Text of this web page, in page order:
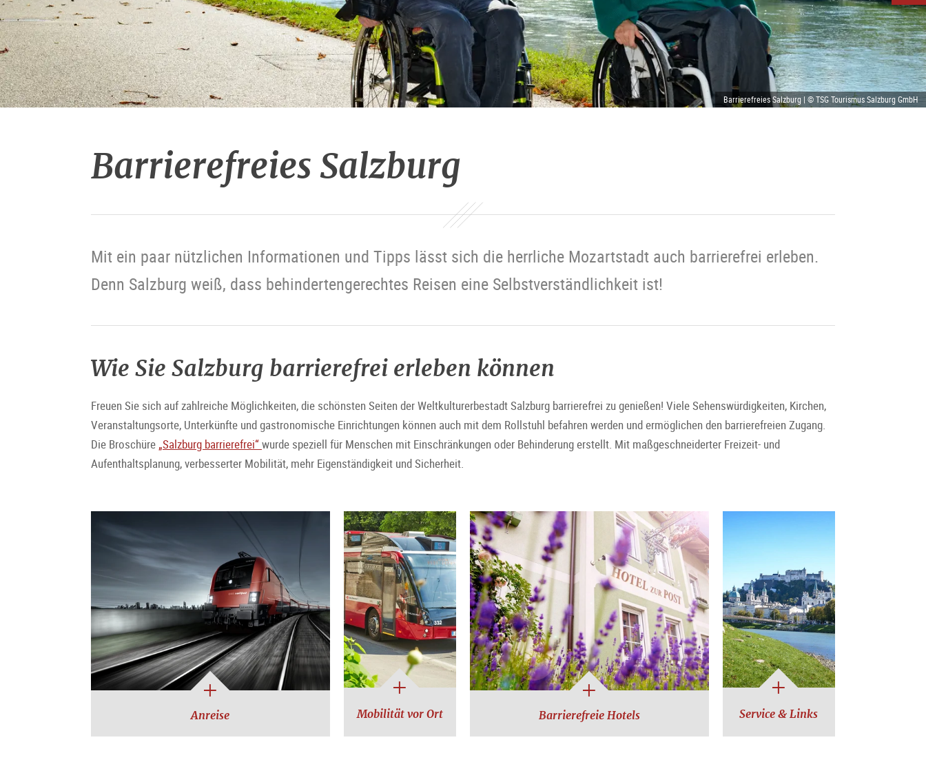
Barrierefreies Salzburg | © TSG Tourismus Salzburg GmbH
Barrierefreies Salzburg
Mit ein paar nützlichen Informationen und Tipps lässt sich die herrliche Mozartstadt auch barrierefrei erleben.
Denn Salzburg weiß, dass behindertengerechtes Reisen eine Selbstverständlichkeit ist!
Wie Sie Salzburg barrierefrei erleben können
Freuen Sie sich auf zahlreiche Möglichkeiten, die schönsten Seiten der Weltkulturerbestadt Salzburg barrierefrei zu genießen! Viele Sehenswürdigkeiten, Kirchen,
Veranstaltungsorte, Unterkünfte und gastronomische Einrichtungen können auch mit dem Rollstuhl befahren werden und ermöglichen den barrierefreien Zugang.
Die Broschüre „Salzburg barrierefrei“wurde speziell für Menschen mit Einschränkungen oder Behinderung erstellt. Mit maßgeschneiderter Freizeit- und
Aufenthaltsplanung, verbesserter Mobilität, mehr Eigenständigkeit und Sicherheit.
Anreise Mobilität vor Ort Barrierefreie Hotels Service & Links